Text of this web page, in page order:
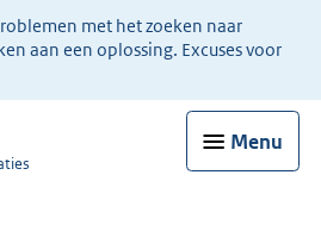
met het zoeken naar
aan een oplossing. Excuses voor
Menu